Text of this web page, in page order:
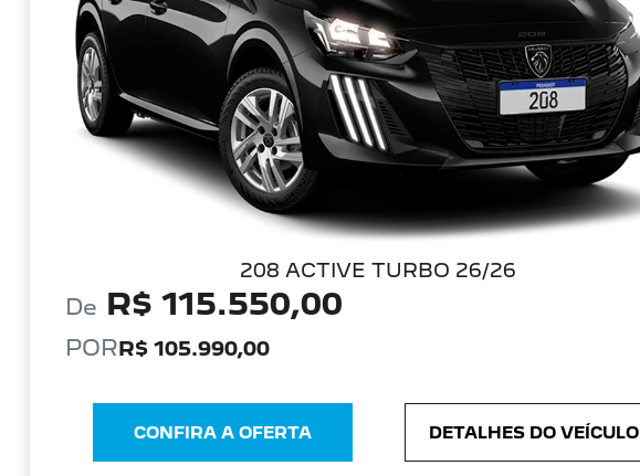
208 ACTIVE TURBO 26/26
De R$ 115.550,00
PORR$ 105.990,00
CONFIRA A OFERTA DETALHES DO VEÍCULO